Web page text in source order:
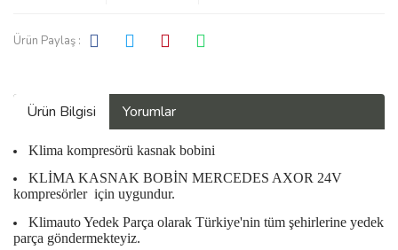
Ürün Paylaş :
Ürün Bilgisi Yorumlar
Klima kompresörü kasnak bobini
KLİMA KASNAK BOBİN MERCEDES AXOR 24V
kompresörler için uygundur.
Klimauto Yedek Parça olarak Türkiye'nin tüm şehirlerine yedek
parça göndermekteyiz.